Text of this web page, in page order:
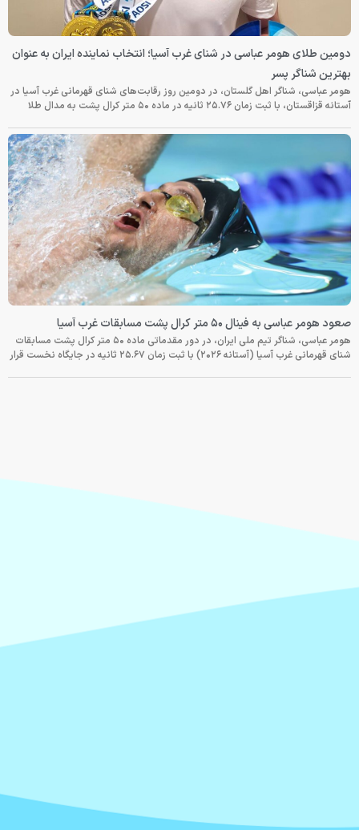
دومین طلای هومر عباسی در شنای غرب آسیا؛ انتخاب نماینده ایران به عنوان
بهترین شناگر پسر
هومر عباسی، شناگر اهل گلستان، در دومین روز رقابت‌های شنای قهرمانی غرب آسیا در
آستانه قزاقستان، با ثبت زمان ۲۵.۷۶ ثانیه در ماده ۵۰ متر کرال پشت به مدال طلا
صعود هومر عباسی به فینال ۵۰ متر کرال پشت مسابقات غرب آسیا
هومر عباسی، شناگر تیم ملی ایران، در دور مقدماتی ماده ۵۰ متر کرال پشت مسابقات
شنای قهرمانی غرب آسیا (آستانه ۲۰۲۶) با ثبت زمان ۲۵.۶۷ ثانیه در جایگاه نخست قرار